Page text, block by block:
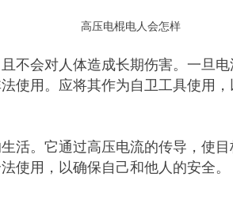
高压电棍电人会怎样
不会对人体造成长期伤害。一旦
使用。应将其作为自卫工具使用
活。它通过高压电流的传导，使
使用，以确保自己和他人的安全。